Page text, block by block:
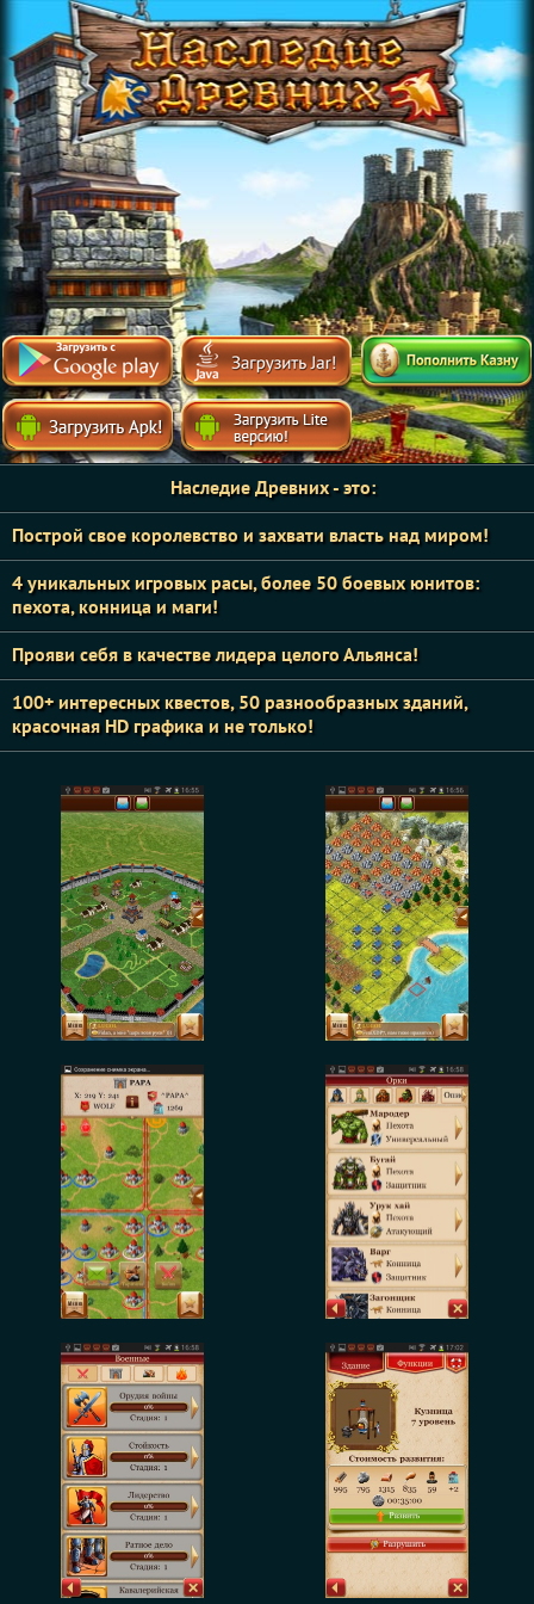
Наследие Древних - это:
Построй свое королевство и захвати власть над миром!
4 уникальных игровых расы, более 50 боевых юнитов:
пехота, конница и маги!
Прояви себя в качестве лидера целого Альянса!
100+ интересных квестов, 50 разнообразных зданий,
красочная HD графика и не только!